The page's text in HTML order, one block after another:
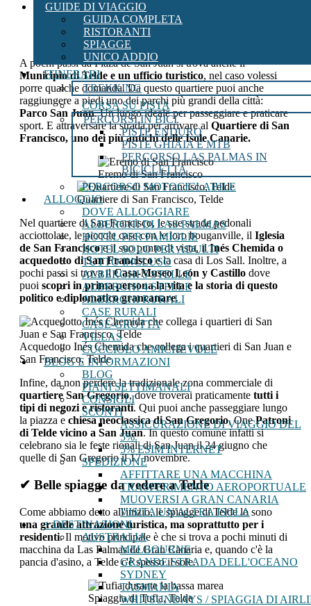
GUIDE DI VIAGGIO
GUIDA COMPLETA
RISTORANTI
SPIAGGE
UNICO ADDIO
ITINERARI
TREKKING
CORSA SU PISTA
PERCORSI IN BICI
PISTE ENDURO
PISTE GHIAIA E MTB
PERCORSO LAS PALMAS IN
BICICLETTA
PERCORSO MOTOCICLABILE
ALLOGGIO
DOVE ALLOGGIARE
ALBERGHI DI LAS PALMAS
HOTEL PER FAMIGLIE
HOTEL SOLO PER ADULTI
TUTTO INCLUSO
ALBERGHI 5 STELLE
ALBERGHI 4 STELLE
ALBERGHI RURALI
CASE RURALI
CASE-GROTTA
VILLAS
CUCCIOLO AMICHEVOLE
BLOG E INFORMAZIONI
BLOG
PIANI SETTIMANALI
CONSIGLI
SCONTI
ASSICURAZIONE DI VIAGGIO DEL
5%.
5% ESIM INTERNET
SPEDIZIONE
AFFITTARE UNA MACCHINA
TRASFERIMENTO AEROPORTUALE
MUOVERSI A GRAN CANARIA
VISITA UN'ALTRA ISOLA
+ DESTINAZIONI
AUSTRALIA
MELBOURNE
GRANDE STRADA DELL'OCEANO
SYDNEY
TASMANIA
WHITSUNDAYS / SPIAGGIA DI
Casinò di Telde, Gran Canaria
Busto di Plácido Fleitas
A pochi passi da Plaza de San Juan si trova anche il
Municipio di Telde e un ufficio turistico, nel caso volessi
porre qualche domanda. Da questo quartiere puoi anche
raggiungere a piedi uno dei parchi più grandi della città:
Parco San Juan. Un luogo ideale per passeggiare e praticare
sport. E attraversare la strada per arrivare al Quartiere di San
Francisco, uno dei più antichi delle Isole Canarie.
Eremo di San Francisco
Quartiere di San Francisco, Telde
Nel quartiere di San Francisco, le sue strade pedonali
acciottolate, le piccole case con le loro bouganville, il Iglesia
de San Franciscoe il suo punto di vista, ilInés Chemida o
acquedotto di San Franciscoe la casa di Los Sall. Inoltre, a
pochi passi si trova ilCasa-Museo León y Castillo dove
puoi scopri in prima persona la vita e la storia di questo
politico e diplomatico grancanare.
Acquedotto Inés Chemida che collega i quartieri di San Juan e
San Francisco, Telde
Infine, da non perdere la tradizionale zona commerciale di
quartiere San Gregorio, dove troverai praticamente tutti i
tipi di negozi e ristoranti. Qui puoi anche passeggiare lungo
la piazza e chiesa neoclassica di San Gregorio, OnePatroni
di Telde vicino a San Juan. In questo comune infatti si
celebrano sia le feste rionali di San Juan il 24 giugno che
quelle di San Gregorio il 17 novembre.
✔ Belle spiagge da vedere a Telde
Come abbiamo detto all'inizio, le spiagge di Telde lo sono
una grande attrazione turistica, ma soprattutto per i
residenti. Il motivo principale è che si trova a pochi minuti di
macchina da Las Palmas de Gran Canaria e, quando c'è la
pancia d'asino, a Telde c'è spesso il sole.
Spiaggia di Tufia, Telde